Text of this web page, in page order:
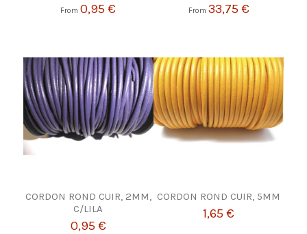
From0,95 € From 33,75 €
CORDON ROND CUIR, 2MM,
C/LILA
0,95 €
CORDON ROND CUIR, 5MM
1,65 €